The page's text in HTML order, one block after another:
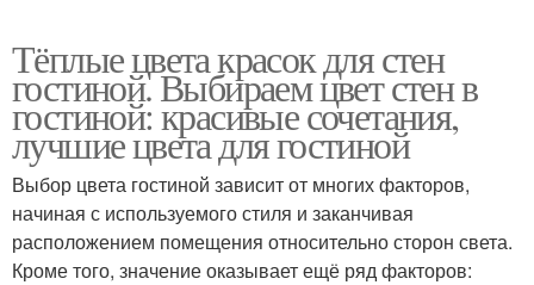
Тёплые цвета красок для стен
гостиной. Выбираем цвет стен в
гостиной: красивые сочетания,
лучшие цвета для гостиной
Выбор цвета гостиной зависит от многих факторов,
начиная с используемого стиля и заканчивая
расположением помещения относительно сторон света.
Кроме того, значение оказывает ещё ряд факторов: